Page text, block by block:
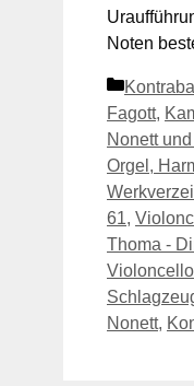
Noten
Fagott,
Nonett
Orgel,
61,
Thoma -
Violoncello
Nonett,